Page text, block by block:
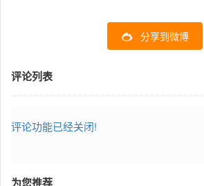
分享到微博
评论列表
评论功能已经关闭!
为您推荐